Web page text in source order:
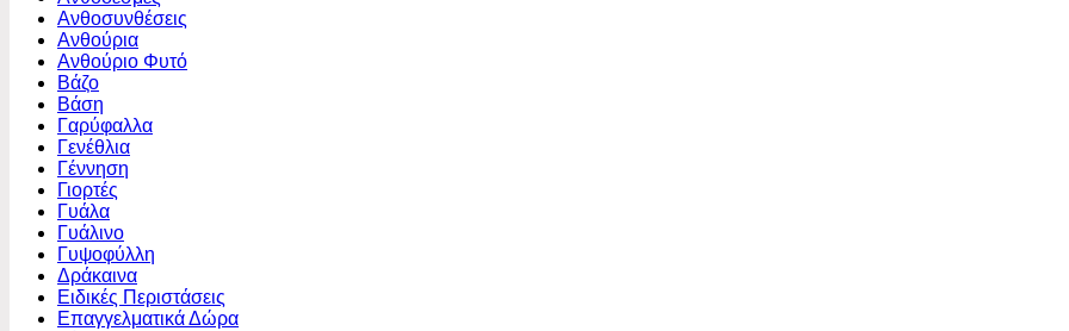
Ανθοσυνθέσεις
Ανθούρια
Ανθούριο Φυτό
Βάζο
Βάση
Γαρύφαλλα
Γενέθλια
Γέννηση
Γιορτές
Γυάλα
Γυάλινο
Γυψοφύλλη
Δράκαινα
Ειδικές Περιστάσεις
Επαγγελματικά Δώρα